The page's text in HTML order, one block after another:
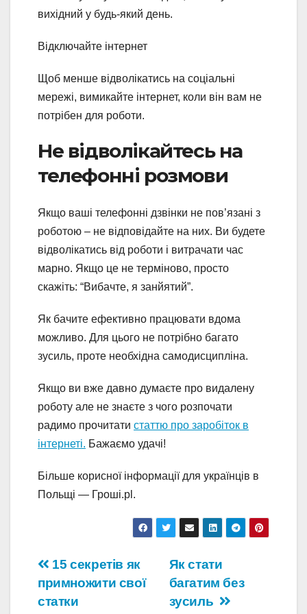
вихідний у будь-який день.
Відключайте інтернет
Щоб менше відволікатись на соціальні
мережі, вимикайте інтернет, коли він вам не
потрібен для роботи.
Не відволікайтесь на
телефонні розмови
Якщо ваші телефонні дзвінки не пов’язані з
роботою – не відповідайте на них. Ви будете
відволікатись від роботи і витрачати час
марно. Якщо це не терміново, просто
скажіть: “Вибачте, я занйятий”.
Як бачите ефективно працювати вдома
можливо. Для цього не потрібно багато
зусиль, проте необхідна самодисципліна.
Якщо ви вже давно думаєте про видалену
роботу але не знаєте з чого розпочати
радимо прочитати статтю про заробіток в
інтернеті. Бажаємо удачі!
Більше корисної інформації для українців в
Польщі — Гроші.pl.
Навігація
записів
Як стати
багатим без
зусиль
15 секретів як
примножити свої
статки